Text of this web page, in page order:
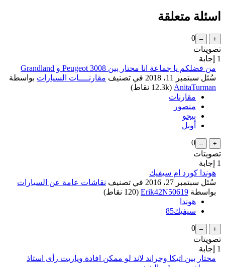
اسئلة متعلقة
0
تصويتات
1 إجابة
من فضلكم يا جماعة انا محتار بين Peugeot 3008 و Grandland
سُئل سبتمبر 11، 2018 في تصنيف مقارنــــات السيارات بواسطة
AnitaTurman
(
12.3k نقاط)
مقارنات
منصور
بيجو
أوبل
0
تصويتات
1 إجابة
هوندا كورد ام سيفيك
سُئل سبتمبر 27، 2016 في تصنيف نقاشات عامة عن السيارات
بواسطة Erik42N50619
(
120 نقاط)
هوندا
سيفيك85
0
تصويتات
1 إجابة
محتار بين اتيكا وجراند لاند لو ممكن افادة وياريت رأى استاذ